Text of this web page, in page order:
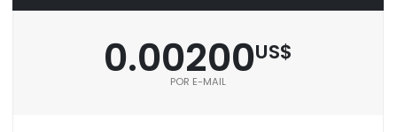
0.00200US$
POR E-MAIL